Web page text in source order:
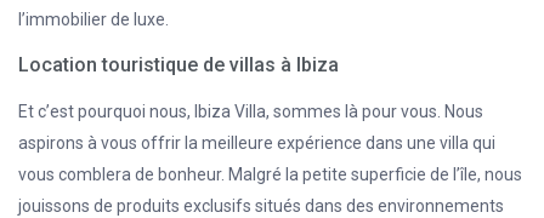
l’immobilier de luxe.
Location touristique de villas à Ibiza
Et c’est pourquoi nous, Ibiza Villa, sommes là pour vous. Nous
aspirons à vous offrir la meilleure expérience dans une villa qui
vous comblera de bonheur. Malgré la petite superficie de l’île, nous
jouissons de produits exclusifs situés dans des environnements